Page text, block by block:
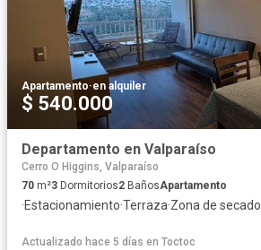
Apartamento·en alquiler
$ 540.000
Departamento en Valparaíso
Cerro O Higgins, Valparaíso
70 m²3 Dormitorios2 BañosApartamento
·Estacionamiento·Terraza·Zona de secado
Actualizado hace 5 días en Toctoc